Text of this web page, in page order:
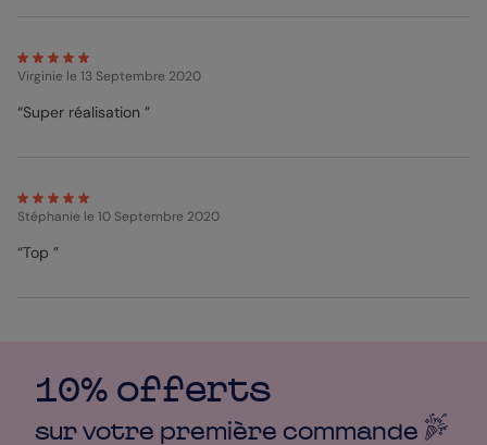
Virginie le 13 Septembre 2020
“Super réalisation ”
Stéphanie le 10 Septembre 2020
“Top ”
10% offerts
sur votre première commande